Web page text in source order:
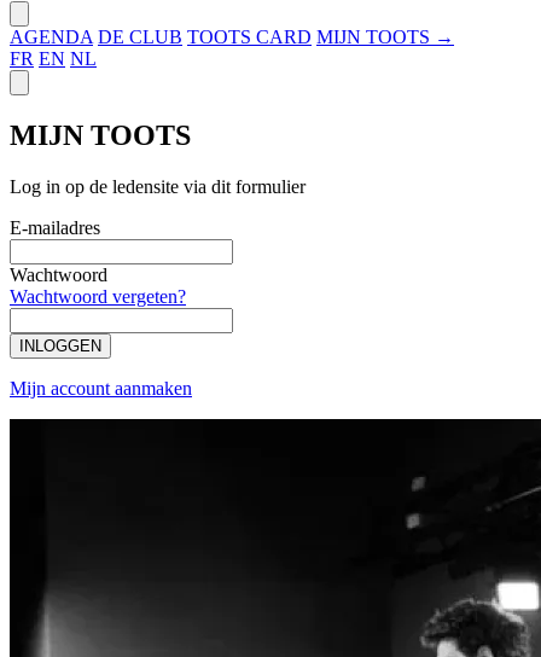
AGENDA DE CLUB TOOTS CARD MIJN TOOTS →
FR EN NL
MIJN TOOTS
Log in op de ledensite via dit formulier
E-mailadres
Wachtwoord
Wachtwoord vergeten?
INLOGGEN
Mijn account aanmaken